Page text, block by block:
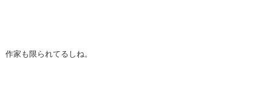
作家も限られてるしね。